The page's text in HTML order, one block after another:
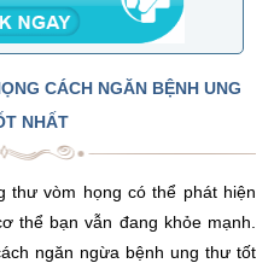
CÁCH NGĂN BỆNH UNG
NHẤT
vòm họng có thể phát hiện
thể bạn vẫn đang khỏe mạnh.
ngăn ngừa bệnh ung thư tốt